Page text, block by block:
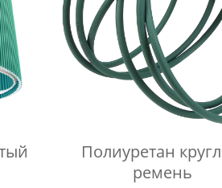
Полиуретан
ремень